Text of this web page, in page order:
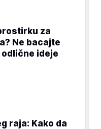
za
Ne bacajte
ideje
raja: Kako da